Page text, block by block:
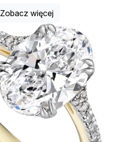
Zobacz więcej